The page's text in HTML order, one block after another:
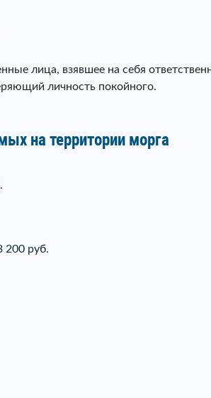
лица, взявшее на себя
личность покойного.
на территории морга
200 руб.